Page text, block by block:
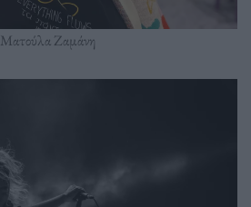
Ματούλα Ζαμάνη